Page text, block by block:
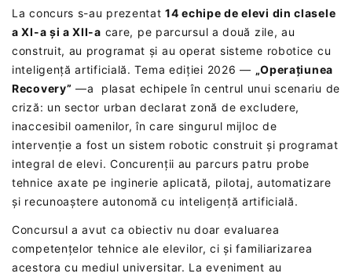
La concurs s-au prezentat14 echipe de elevi din clasele
a XI-a și a XII-a care, pe parcursul a două zile, au
construit, au programat și au operat sisteme robotice cu
inteligență artificială. Tema ediției 2026 — „Operațiunea
Recovery” —a plasat echipele în centrul unui scenariu de
criză: un sector urban declarat zonă de excludere,
inaccesibil oamenilor, în care singurul mijloc de
intervenție a fost un sistem robotic construit și programat
integral de elevi. Concurenții au parcurs patru probe
tehnice axate pe inginerie aplicată, pilotaj, automatizare
și recunoaștere autonomă cu inteligență artificială.
Concursul a avut ca obiectiv nu doar evaluarea
competențelor tehnice ale elevilor, ci și familiarizarea
acestora cu mediul universitar. La eveniment au